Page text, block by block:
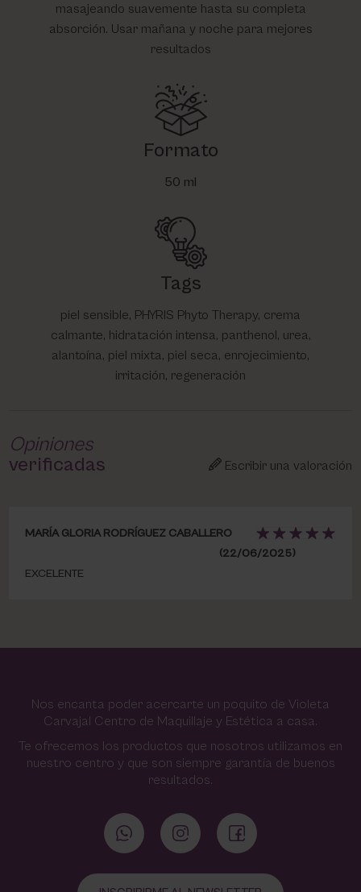
masajeando suavemente hasta su completa
absorción. Usar mañana y noche para mejores
resultados​
Formato
50 ml
Tags
piel sensible, PHYRIS Phyto Therapy, crema
calmante, hidratación intensa, panthenol, urea,
alantoína, piel mixta, piel seca, enrojecimiento,
irritación, regeneración
Opiniones
verificadas
Escribir una valoración
MARÍA GLORIA RODRÍGUEZ CABALLERO
(22/06/2025)
EXCELENTE
Nos encanta poder acercarte un poquito de Violeta
Carvajal Centro de Maquillaje y Estética a casa.
Te ofrecemos los productos que nosotros utilizamos en
nuestro centro y que son siempre garantía de buenos
resultados.